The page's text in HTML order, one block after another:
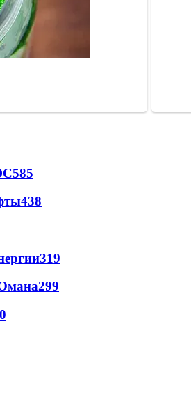
585
438
319
299